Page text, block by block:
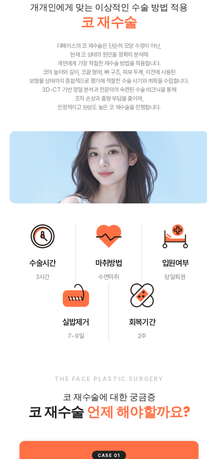
개개인에게 맞는 이상적인 수술 방법 적용
코 재수술
더페이스의 코 재수술은 단순히 모양 수정이 아닌,
현재 코 상태의 원인을 정확히 분석해
개인에게 가장 적합한 재수술 방법을 적용합니다.
코의 높이와 길이, 코끝 형태, 뼈 구조, 피부 두께, 이전에 사용된
보형물 상태까지 종합적으로 평가해 적절한 수술 시기와 계획을 수립합니다.
3D-CT 기반 정밀 분석과 전문의의 숙련된 수술 테크닉을 통해
조직 손상과 출형 부담을 줄이며,
안정적이고 완성도 높은 코 재수술을 진행합니다.
수술시간
3시간
마취방법
수면마취
입원여부
당일퇴원
실밥제거
7~9일
회복기간
2주
THE FACE PLASTIC SURGERY
코 재수술에 대한 궁금증
코 재수술 언제 해야할까요?
CASE 01